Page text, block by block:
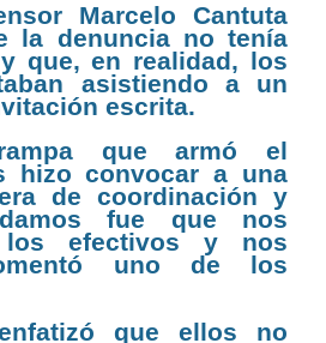
Marcelo Cantuta
la denuncia no tenía
que, en realidad, los
asistiendo a un
escrita.
que armó el
hizo convocar a una
de coordinación y
fue que nos
los efectivos y nos
uno de los
que ellos no